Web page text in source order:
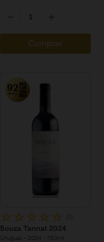
Comprar
☆ ☆ ☆ ☆ ☆
Bouza Tannat 2024
Uruguai - 2024 - 750ml